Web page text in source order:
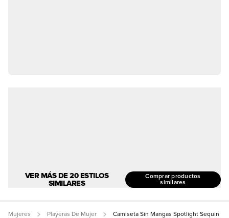
VER MÁS DE 20 ESTILOS
SIMILARES
Comprar productos
similares
Mujeres Playeras De Mujer Camiseta Sin Mangas Spotlight Sequin